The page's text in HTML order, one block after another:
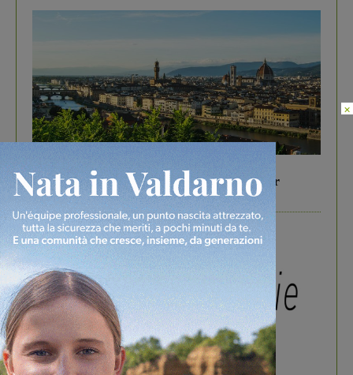
In vetrina
Gita di famiglia a Firenze: 5 idee per far
divertire i tuoi figli
×